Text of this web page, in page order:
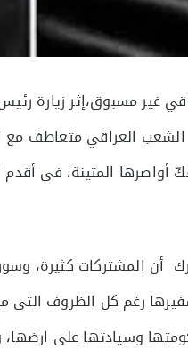
مسبوق،إثر زيارة
الشعب العراقي متعاطف مع
المتينة، في أقدم
أن المشتركات كثيرة،
رغم كل الظروف التي
وسيادتها على ارضها،